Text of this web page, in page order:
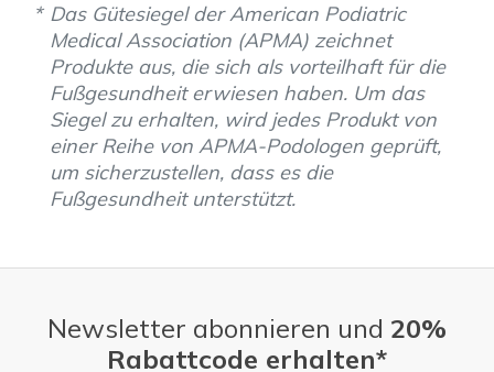
Das Gütesiegel der American Podiatric
Medical Association (APMA) zeichnet
Produkte aus, die sich als vorteilhaft für die
Fußgesundheit erwiesen haben. Um das
Siegel zu erhalten, wird jedes Produkt von
einer Reihe von APMA-Podologen geprüft,
um sicherzustellen, dass es die
Fußgesundheit unterstützt.
Newsletter abonnieren und 20%
Rabattcode erhalten*